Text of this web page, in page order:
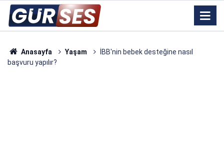
Anasayfa Yaşam
İBB'nin bebek desteğine nasıl
başvuru yapılır?